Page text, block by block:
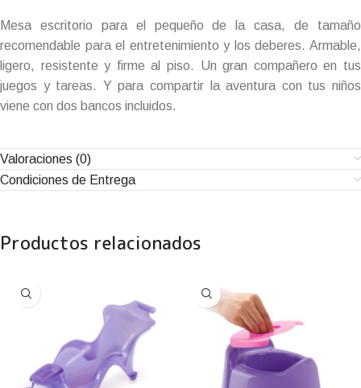
Mesa escritorio para el pequeño de la casa, de tamaño
recomendable para el entretenimiento y los deberes. Armable,
ligero, resistente y firme al piso. Un gran compañero en tus
juegos y tareas. Y para compartir la aventura con tus niños
viene con dos bancos incluidos.
Valoraciones (0)
Condiciones de Entrega
Productos relacionados